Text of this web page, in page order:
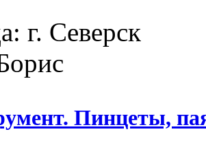
г. Северск
Пинцеты,